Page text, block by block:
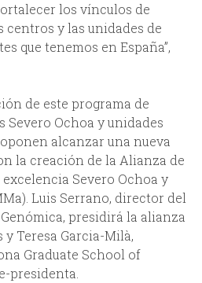
los vínculos de
y las unidades de
que tenemos en España”,
de este programa de
Severo Ochoa y unidades
alcanzar una nueva
la creación de la Alianza de
Severo Ochoa y
Luis Serrano, director del
presidirá la alianza
Teresa Garcia-Milà,
Graduate School of
presidenta.